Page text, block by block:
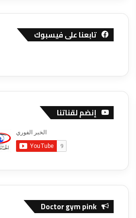
تابعنا على فيسبوك
إنضم لقناتنا
Doctor gym pink